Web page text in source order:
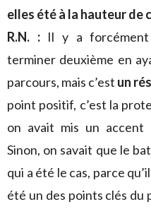
elles été à la hauteur de
R.N. :Il y a forcément
terminer deuxième en
parcours, mais c’est un
point positif, c’est la
on avait mis un accent
Sinon, on savait que le
qui a été le cas, parce
été un des points clés du